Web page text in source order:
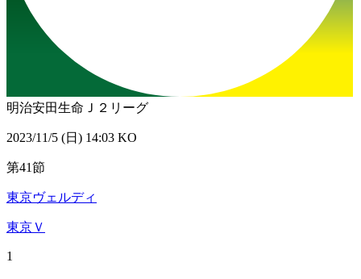
明治安田生命Ｊ２リーグ
2023/11/5 (日) 14:03 KO
第41節
東京ヴェルディ
東京Ｖ
1